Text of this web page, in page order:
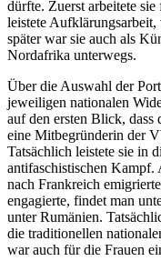
dürfte. Zuerst arbeitete
leistete
später war sie auch als
Nordafrika unterwegs.
Über die Auswahl der
jeweiligen nationalen
auf den ersten Blick, dass
eine Mitbegründerin der
Tatsächlich leistete sie in
antifaschistischen
nach Frankreich
engagierte, findet man
unter Rumänien.
die traditionellen
war auch für die Frauen